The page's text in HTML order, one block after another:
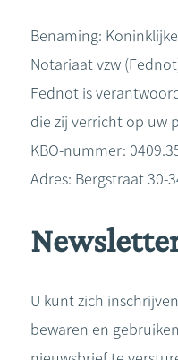
Benaming:
Notariaat vzw
Fednot is
die zij verricht op uw
KBO-nummer:
Adres: Bergstraat 30-
U kunt zich
bewaren en